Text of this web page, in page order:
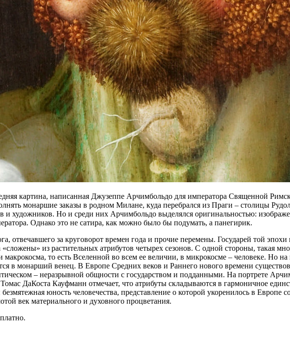
картина, написанная Джузеппе Арчимбольдо для императора Священной
монаршие заказы в родном Милане, куда перебрался из Праги – столицы
и художников. Но и среди них Арчимбольдо выделялся оригинальностью:
Однако это не сатира, как можно было бы подумать, а панегирик.
отвечавшего за круговорот времен года и прочие перемены. Государей той
из растительных атрибутов четырех сезонов. С одной стороны, такая
то есть Вселенной во всем ее величии, в микрокосме – человеке. Но на
в монарший венец. В Европе Средних веков и Раннего нового времени
– неразрывной общности с государством и подданными. На портрете
ДаКоста Кауфманн отмечает, что атрибуты складываются в гармоничное
юность человечества, представление о которой укоренилось в Европе
век материального и духовного процветания.